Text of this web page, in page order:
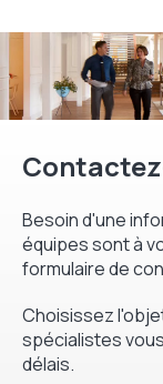
Besoin d'une
équipes sont à
formulaire de
Choisissez
spécialistes
délais.